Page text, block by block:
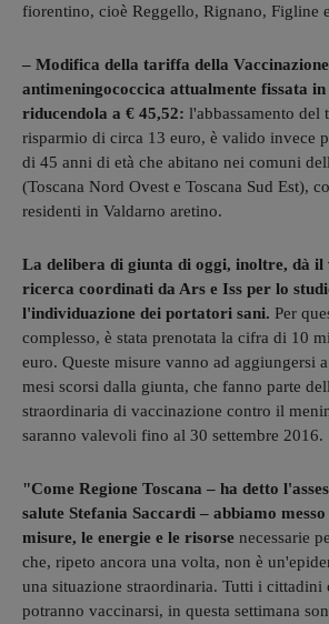
fiorentino, cioè Reggello, Rignano, Figline
– Modifica della tariffa della Vaccinazione
antimeningococcica attualmente fissata
riducendola a € 45,52: l'abbassamento del
risparmio di circa 13 euro, è valido invece
di 45 anni di età che abitano nei comuni
(Toscana Nord Ovest e Toscana Sud Est),
residenti in Valdarno aretino.
La delibera di giunta di oggi, inoltre, dà
ricerca coordinati da Ars e Iss per lo
l'individuazione dei portatori sani. Per
complesso, è stata prenotata la cifra di 10
euro. Queste misure vanno ad aggiungersi
mesi scorsi dalla giunta, che fanno parte
straordinaria di vaccinazione contro il
saranno valevoli fino al 30 settembre 2016.
"Come Regione Toscana – ha detto
salute Stefania Saccardi – abbiamo
misure, le energie e le risorse necessarie
che, ripeto ancora una volta, non è
una situazione straordinaria. Tutti i cittadini
potranno vaccinarsi, in questa settimana